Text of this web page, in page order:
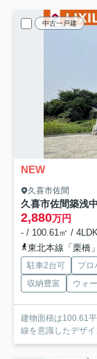
中古一戸建
NEW
久喜市佐間
久喜市佐間築浅
2,880万円
- / 100.61㎡ /
東北本線「栗橋
駐車2台可 プロ
収納豊富
ウォ
建物面積は100.61
線を意識したデザ